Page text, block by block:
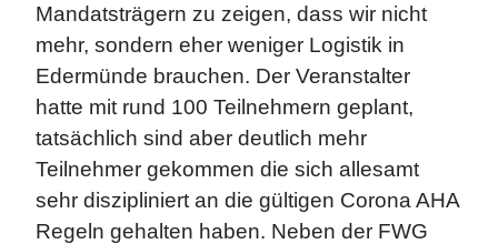
Mandatsträgern zu zeigen, dass wir nicht
mehr, sondern eher weniger Logistik in
Edermünde brauchen. Der Veranstalter
hatte mit rund 100 Teilnehmern geplant,
tatsächlich sind aber deutlich mehr
Teilnehmer gekommen die sich allesamt
sehr diszipliniert an die gültigen Corona AHA
Regeln gehalten haben. Neben der FWG